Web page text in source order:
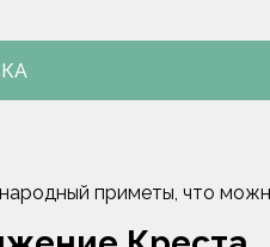
приметы, что